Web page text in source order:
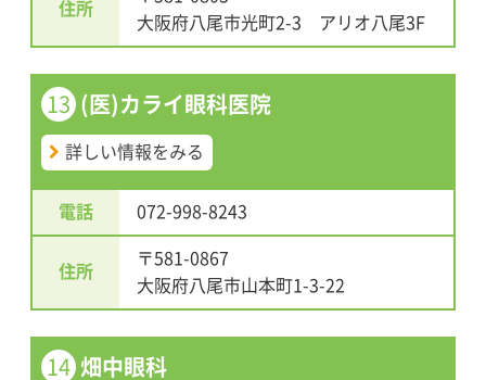
住所
大阪府八尾市光町2-3 アリオ八尾3F
13 (医)カライ眼科医院
詳しい情報をみる
電話 072-998-8243
住所
〒581-0867
大阪府八尾市山本町1-3-22
14 畑中眼科